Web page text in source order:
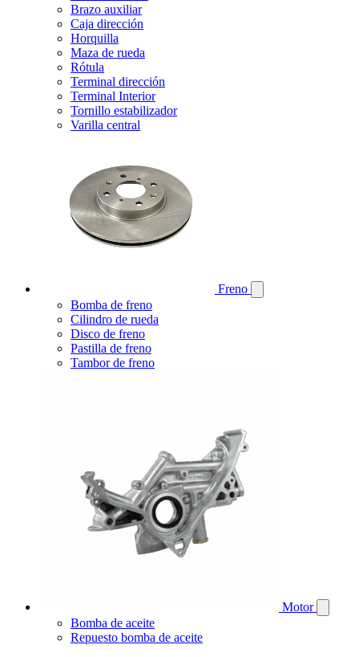
Brazo auxiliar
Caja dirección
Horquilla
Maza de rueda
Rótula
Terminal dirección
Terminal Interior
Tornillo estabilizador
Varilla central
Freno
Bomba de freno
Cilindro de rueda
Disco de freno
Pastilla de freno
Tambor de freno
Motor
Bomba de aceite
Repuesto bomba de aceite